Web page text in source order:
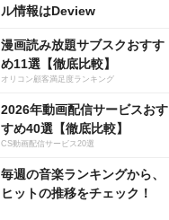
ル情報はDeview
漫画読み放題サブスクおすす
め11選【徹底比較】
オリコン顧客満足度ランキング
2026年動画配信サービスおす
すめ40選【徹底比較】
CS動画配信サービス20選
毎週の音楽ランキングから、
ヒットの推移をチェック！